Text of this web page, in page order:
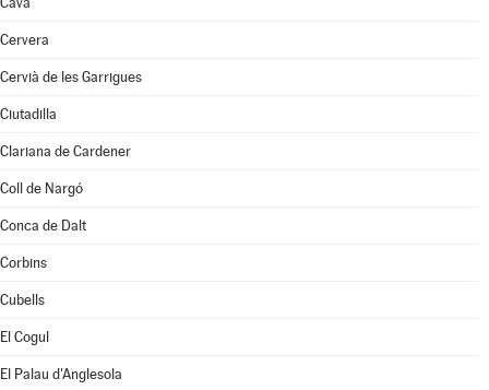
Cervera
Cervià de les Garrigues
Ciutadilla
Clariana de Cardener
Coll de Nargó
Conca de Dalt
Corbins
Cubells
El Cogul
El Palau d'Anglesola